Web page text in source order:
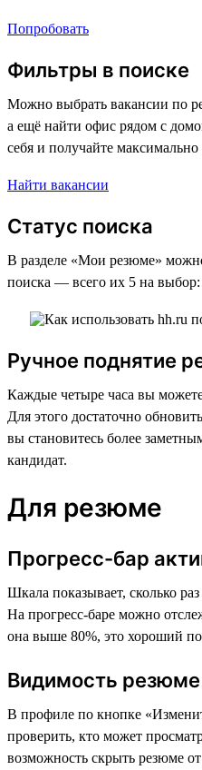
Попробовать
Фильтры в поиске
Можно выбрать вакансии по
а ещё найти офис рядом с
себя и получайте
Найти вакансии
Статус поиска
В разделе «Мои резюме»
поиска — всего их 5 на выбор:
Ручное поднятие
Каждые четыре часа вы
Для этого достаточно
вы становитесь более
кандидат.
Для резюме
Прогресс-бар
Шкала показывает, сколько
На прогресс-баре можно
она выше 80%, это хороший
Видимость резюме
В профиле по кнопке
проверить, кто может
возможность скрыть резюме